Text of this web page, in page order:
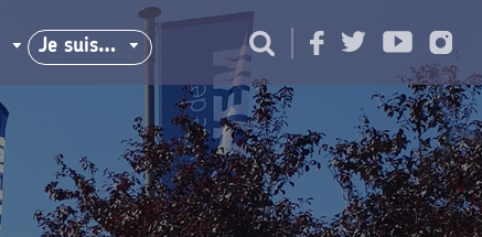
Je suis…